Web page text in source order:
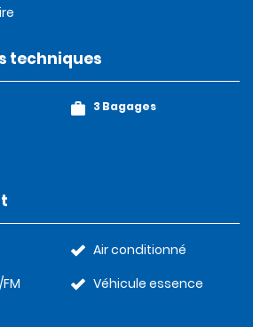
techniques
3 Bagages
Air conditionné
Véhicule essence